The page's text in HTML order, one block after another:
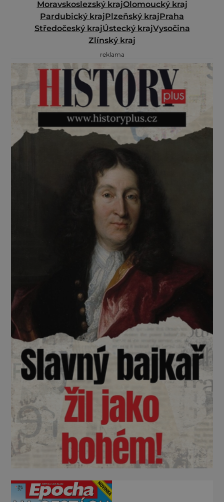
Moravskoslezský krajOlomoucký kraj
Pardubický krajPlzeňský krajPraha
Středočeský krajÚstecký krajVysočina
Zlínský kraj
reklama